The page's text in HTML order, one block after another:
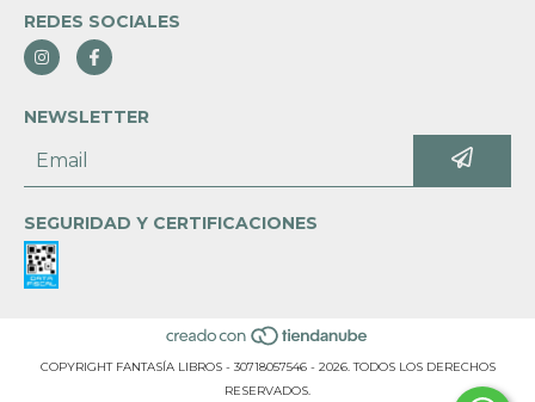
REDES SOCIALES
NEWSLETTER
SEGURIDAD Y CERTIFICACIONES
COPYRIGHT FANTASÍA LIBROS - 30718057546 - 2026. TODOS LOS DERECHOS
RESERVADOS.